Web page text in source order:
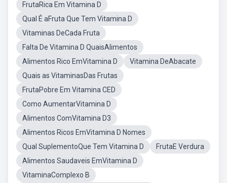
FrutaRica Em Vitamina D
Qual É aFruta Que Tem Vitamina D
Vitaminas DeCada Fruta
Falta De Vitamina D QuaisAlimentos
Alimentos Rico EmVitamina D
Vitamina DeAbacate
Quais as VitaminasDas Frutas
FrutaPobre Em Vitamina CED
Como AumentarVitamina D
Alimentos ComVitamina D3
Alimentos Ricos EmVitamina D Nomes
Qual SuplementoQue Tem Vitamina D
FrutaE Verdura
Alimentos Saudaveis EmVitamina D
VitaminaComplexo B